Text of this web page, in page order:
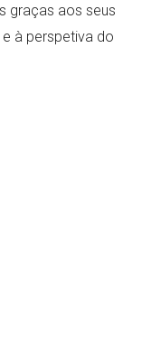
graças aos seus
à perspetiva do